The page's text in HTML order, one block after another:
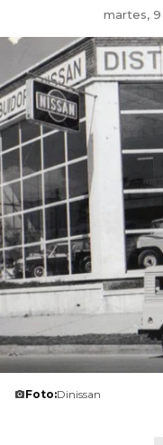
martes,
Foto:Dinissan